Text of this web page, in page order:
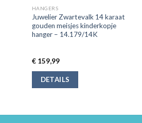
HANGERS
Juwelier Zwartevalk 14 karaat
gouden meisjes kinderkopje
hanger – 14.179/14K
€159,99
DETAILS